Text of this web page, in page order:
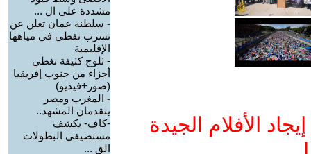
الأفلام الجيدة
مشددة على ال ...
- سلطنة عمان تعلن عن
تسرب نفطي في مياهها
الإقليمية
- ثلوج كثيفة تغطي
أجزاء من جنوب إفريقيا
(صور+فيديو)
- المغرب ومصر
يتقدمان المشهد..
-كاف- يكشف
مستضيفي البطولات
الق ...